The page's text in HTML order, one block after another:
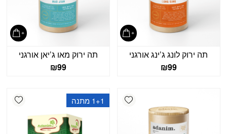
תה ירוק לונג ג’ינג אורגני
₪99
תה ירוק מאו ג’יאן אורגני
₪99
Add wishlist
1+1 מתנה